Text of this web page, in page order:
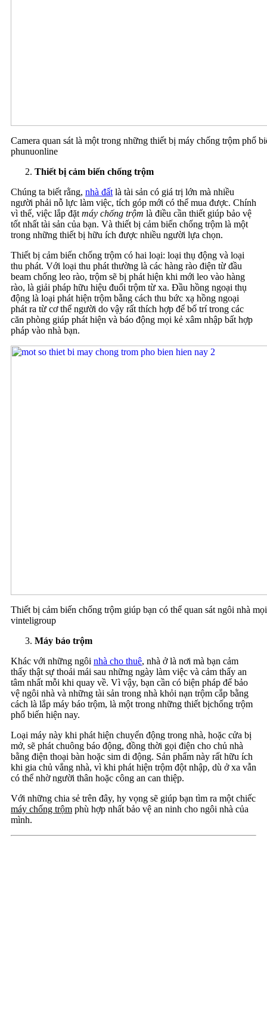
Camera quan sát là một trong những thiết bị máy chống trộm phổ
phunuonline
Thiết bị cảm biến chống trộm
Chúng ta biết rằng, nhà đất là tài sản có giá trị lớn mà nhiều
người phải nỗ lực làm việc, tích góp mới có thể mua được. Chính
vì thế, việc lắp đặt máy chống trộm là điều cần thiết giúp bảo vệ
tốt nhất tài sản của bạn. Và thiết bị cảm biến chống trộm là một
trong những thiết bị hữu ích được nhiều người lựa chọn.
Thiết bị cảm biến chống trộm có hai loại: loại thụ động và loại
thu phát. Với loại thu phát thường là các hàng rào điện từ đầu
beam chống leo rào, trộm sẽ bị phát hiện khi mới leo vào hàng
rào, là giải pháp hữu hiệu đuổi trộm từ xa. Đầu hồng ngoại thụ
động là loại phát hiện trộm bằng cách thu bức xạ hồng ngoại
phát ra từ cơ thể người do vậy rất thích hợp để bố trí trong các
căn phòng giúp phát hiện và báo động mọi kẻ xâm nhập bất hợp
pháp vào nhà bạn.
Thiết bị cảm biến chống trộm giúp bạn có thể quan sát ngôi nhà
vinteligroup
Máy báo trộm
Khác với những ngôi nhà cho thuê, nhà ở là nơi mà bạn cảm
thấy thật sự thoải mái sau những ngày làm việc và cảm thấy an
tâm nhất mỗi khi quay về. Vì vậy, bạn cần có biện pháp để bảo
vệ ngôi nhà và những tài sản trong nhà khỏi nạn trộm cắp bằng
cách là lắp máy báo trộm, là một trong những thiết bịchống trộm
phổ biến hiện nay.
Loại máy này khi phát hiện chuyển động trong nhà, hoặc cửa bị
mở, sẽ phát chuông báo động, đồng thời gọi điện cho chủ nhà
bằng điện thoại bàn hoặc sim di động. Sản phẩm này rất hữu ích
khi gia chủ vắng nhà, vì khi phát hiện trộm đột nhập, dù ở xa vẫn
có thể nhờ người thân hoặc công an can thiệp.
Với những chia sẻ trên đây, hy vọng sẽ giúp bạn tìm ra một chiếc
máy chống trộm phù hợp nhất bảo vệ an ninh cho ngôi nhà của
mình.